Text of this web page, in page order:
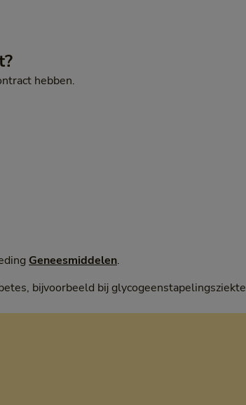
hebben.
Geneesmiddelen.
bijvoorbeeld bij glycogeenstapelingsziekte